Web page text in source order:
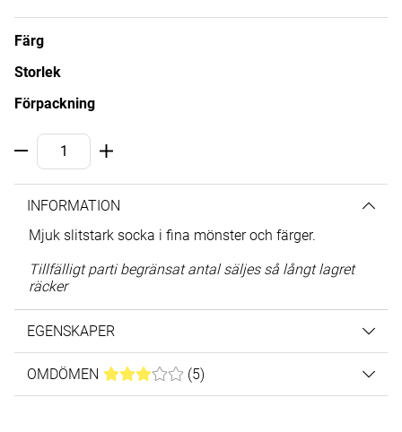
Färg
Storlek
Förpackning
INFORMATION
Mjuk slitstark socka i fina mönster och färger.
Tillfälligt parti begränsat antal säljes så långt lagret
räcker
EGENSKAPER
OMDÖMEN MEDELBETYG 3 AV 5 ANTAL BETYG 5
(5)